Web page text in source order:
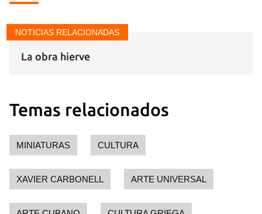
NOTICIAS RELACIONADAS
La obra hierve
Temas relacionados
MINIATURAS CULTURA
XAVIER CARBONELL ARTE UNIVERSAL